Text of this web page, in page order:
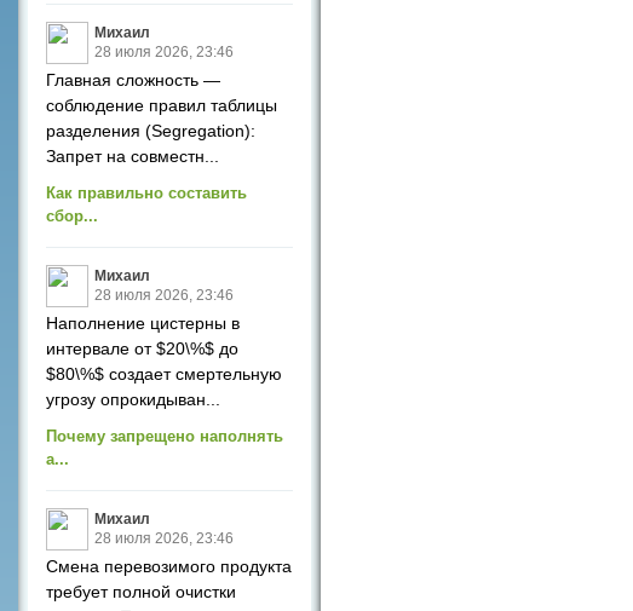
Михаил
28 июля 2026, 23:46
Главная сложность —
соблюдение правил таблицы
разделения (Segregation):
Запрет на совместн...
Как правильно составить
сбор...
Михаил
28 июля 2026, 23:46
Наполнение цистерны в
интервале от $20\%$ до
$80\%$ создает смертельную
угрозу опрокидыван...
Почему запрещено наполнять
а...
Михаил
28 июля 2026, 23:46
Смена перевозимого продукта
требует полной очистки